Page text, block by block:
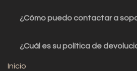
¿Cómo puedo contactar a
¿Cuál es su política de
Inicio